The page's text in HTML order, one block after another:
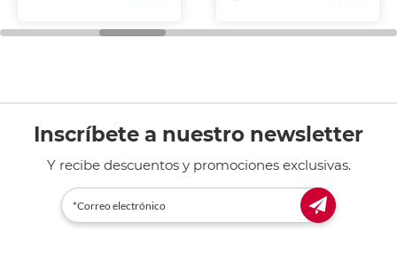
Inscríbete a nuestro newsletter
Y recibe descuentos y promociones exclusivas.